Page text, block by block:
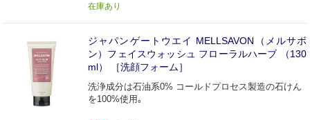
在庫あり
ジャパンゲートウエイ MELLSAVON（メルサボ
ン）フェイスウォッシュ フローラルハーブ （130
ml） ［洗顔フォーム］
洗浄成分は石油系0% コールドプロセス製造の石けん
を100%使用｡